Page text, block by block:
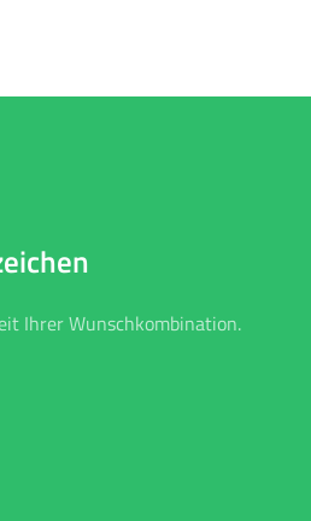
Ihrer Wunschkombination.